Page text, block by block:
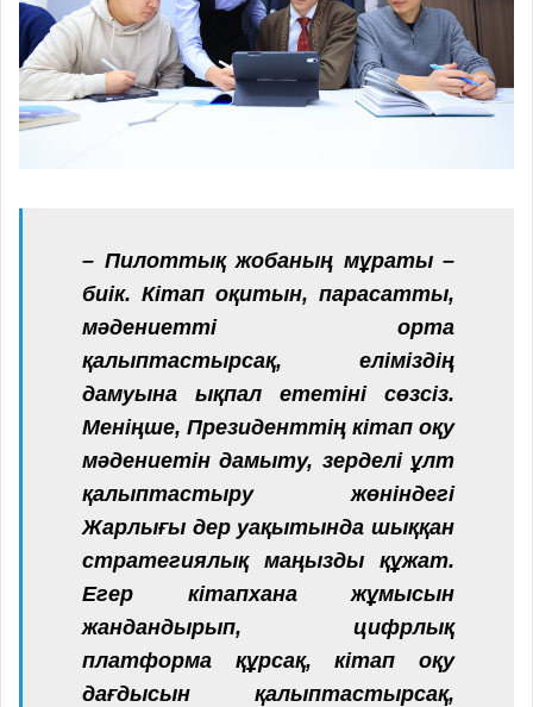
– Пилоттық жобаның мұраты –
биік. Кітап оқитын, парасатты,
мәдениетті орта
қалыптастырсақ, еліміздің
дамуына ықпал ететіні сөзсіз.
Меніңше, Президенттің кітап оқу
мәдениетін дамыту, зерделі ұлт
қалыптастыру жөніндегі
Жарлығы дер уақытында шыққан
стратегиялық маңызды құжат.
Егер кітапхана жұмысын
жандандырып, цифрлық
платформа құрсақ, кітап оқу
дағдысын қалыптастырсақ,